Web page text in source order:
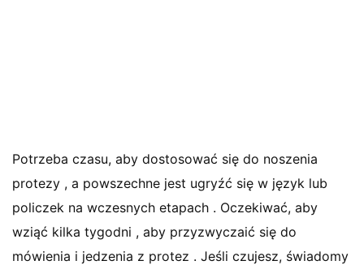
Potrzeba czasu, aby dostosować się do noszenia
protezy , a powszechne jest ugryźć się w język lub
policzek na wczesnych etapach . Oczekiwać, aby
wziąć kilka tygodni , aby przyzwyczaić się do
mówienia i jedzenia z protez . Jeśli czujesz, świadomy